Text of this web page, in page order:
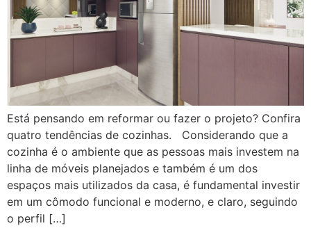
Está pensando em reformar ou fazer o projeto? Confira
quatro tendências de cozinhas. Considerando que a
cozinha é o ambiente que as pessoas mais investem na
linha de móveis planejados e também é um dos
espaços mais utilizados da casa, é fundamental investir
em um cômodo funcional e moderno, e claro, seguindo
o perfil […]